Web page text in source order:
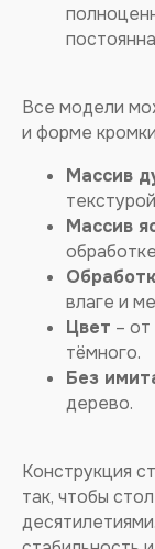
Все модели
и форме
Массив
Массив
влаге и
Цвет –
тёмного.
Без
дерево.
Конструкция
так, чтобы
или